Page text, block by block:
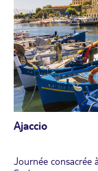
Ajaccio
Journée consacrée